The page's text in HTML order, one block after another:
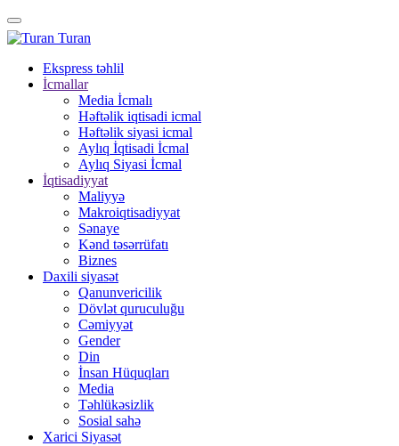
Turan
Ekspress təhlil
İcmallar
Media İcmalı
Həftəlik iqtisadi icmal
Həftəlik siyasi icmal
Aylıq İqtisadi İcmal
Aylıq Siyasi İcmal
İqtisadiyyat
Maliyyə
Makroiqtisadiyyat
Sənaye
Kənd təsərrüfatı
Biznes
Daxili siyasət
Qanunvericilik
Dövlət quruculuğu
Cəmiyyət
Gender
Din
İnsan Hüquqları
Media
Təhlükəsizlik
Sosial sahə
Xarici Siyasət